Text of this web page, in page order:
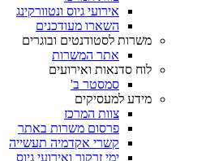
אירועי גיוס ונטוורקינג
השארו מעודכנים
משרות לסטודנטים ובוגרים
אתר המשרות
לוח סדנאות ואירועים
סמסטר ב'
מידע למעסיקים
צוות המרכז
פרסום משרות באתר
קשרי אקדמיה תעשייה
ימי זרקור ואירועי גיוס